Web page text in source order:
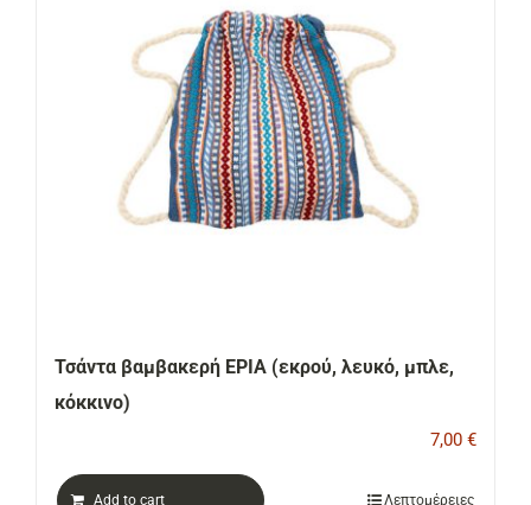
ΕΠΙΚΟΙΝΩΝΙΑ
Τσάντα βαμβακερή ΕΡΙΑ (εκρού, λευκό, μπλε,
κόκκινο)
7,00 €
Add to cart Λεπτομέρειες